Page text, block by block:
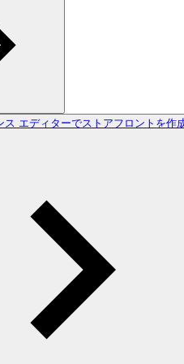
ス エディターでストアフロントを作